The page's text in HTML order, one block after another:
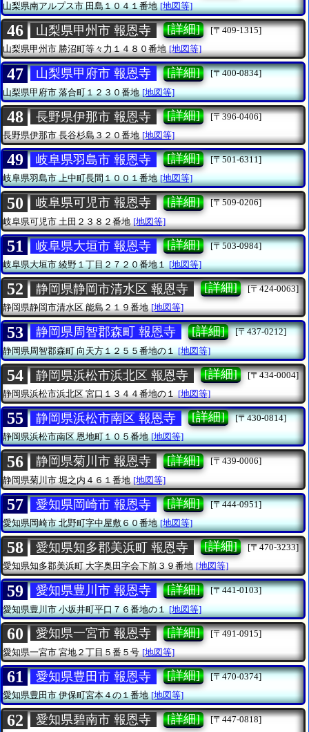
山梨県南アルプス市田島１０４１番地 [地図等]
46 山梨県甲州市 報恩寺 [詳細]
[〒409-1315]
山梨県甲州市勝沼町等々力１４８０番地 [地図等]
47 山梨県甲府市 報恩寺 [詳細]
[〒400-0834]
山梨県甲府市落合町１２３０番地 [地図等]
48 長野県伊那市 報恩寺 [詳細]
[〒396-0406]
長野県伊那市長谷杉島３２０番地 [地図等]
49 岐阜県羽島市 報恩寺 [詳細]
[〒501-6311]
岐阜県羽島市上中町長間１００１番地 [地図等]
50 岐阜県可児市 報恩寺 [詳細]
[〒509-0206]
岐阜県可児市 土田２３８２番地 [地図等]
51 岐阜県大垣市 報恩寺 [詳細]
[〒503-0984]
岐阜県大垣市綾野１丁目２７２０番地１ [地図等]
52 静岡県静岡市清水区 報恩寺 [詳細]
[〒424-0063]
静岡県静岡市清水区能島２１９番地 [地図等]
53 静岡県周智郡森町 報恩寺 [詳細]
[〒437-0212]
静岡県周智郡森町向天方１２５５番地の１ [地図等]
54 静岡県浜松市浜北区 報恩寺 [詳細]
[〒434-0004]
静岡県浜松市浜北区宮口１３４４番地の１ [地図等]
55 静岡県浜松市南区 報恩寺 [詳細]
[〒430-0814]
静岡県浜松市南区恩地町１０５番地 [地図等]
56 静岡県菊川市 報恩寺 [詳細]
[〒439-0006]
静岡県菊川市 堀之内４６１番地 [地図等]
57 愛知県岡崎市 報恩寺 [詳細]
[〒444-0951]
愛知県岡崎市北野町字中屋敷６０番地 [地図等]
58 愛知県知多郡美浜町 報恩寺 [詳細]
[〒470-3233]
愛知県知多郡美浜町大字奥田字会下前３９番地 [地図等]
59 愛知県豊川市 報恩寺 [詳細]
[〒441-0103]
愛知県豊川市小坂井町平口７６番地の１ [地図等]
60 愛知県一宮市 報恩寺 [詳細]
[〒491-0915]
愛知県一宮市 宮地２丁目５番５号 [地図等]
61 愛知県豊田市 報恩寺 [詳細]
[〒470-0374]
愛知県豊田市伊保町宮本４の１番地 [地図等]
62 愛知県碧南市 報恩寺 [詳細]
[〒447-0818]